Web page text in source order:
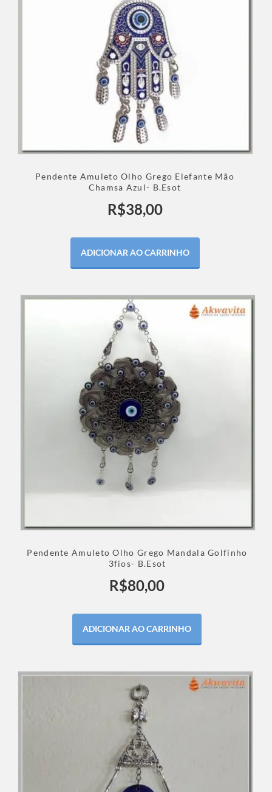
Pendente Amuleto Olho Grego Elefante Mão
Chamsa Azul- B.Esot
R$38,00
ADICIONAR AO CARRINHO
Pendente Amuleto Olho Grego Mandala Golfinho
3fios- B.Esot
R$80,00
ADICIONAR AO CARRINHO